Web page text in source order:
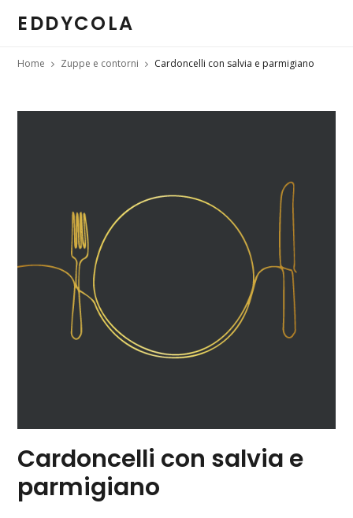
EDDYCOLA
Home Zuppe e contorni Cardoncelli con salvia e parmigiano
Cardoncelli con salvia e
parmigiano